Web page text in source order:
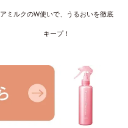
アミルクのW使いで、うるおいを徹底
キープ！